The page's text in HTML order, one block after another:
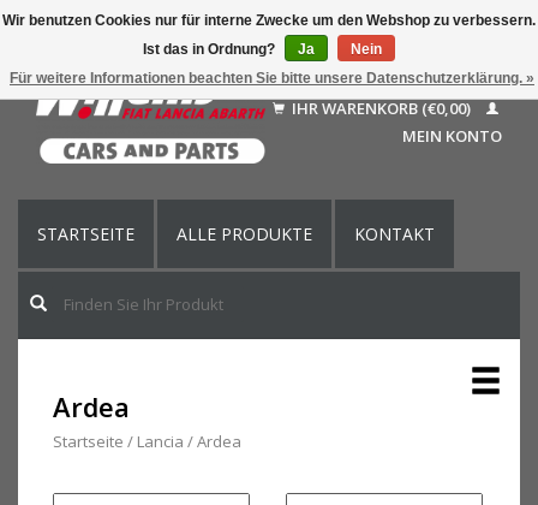
Nederlands
Français
English (US)
IHR WARENKORB (€0,00)
MEIN KONTO
STARTSEITE ALLE PRODUKTE KONTAKT
Ardea
Startseite / Lancia /Ardea
Wir benutzen Cookies nur für interne Zwecke um den Webshop zu verbessern.
Ist das in Ordnung?
Ja
Nein
Für weitere Informationen beachten Sie bitte unsere Datenschutzerklärung. »